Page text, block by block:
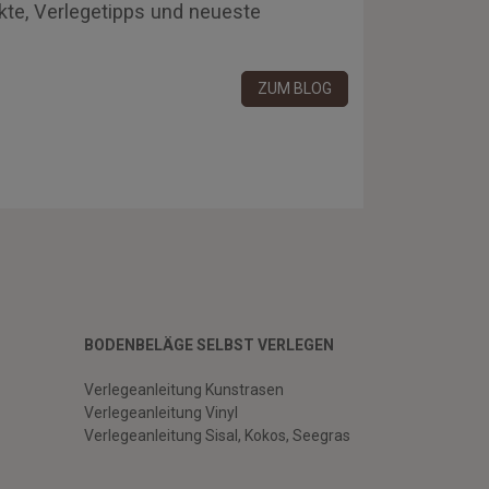
Verlegetipps und neueste
ZUM BLOG
BODENBELÄGE SELBST VERLEGEN
Verlegeanleitung Kunstrasen
Verlegeanleitung Vinyl
Verlegeanleitung Sisal, Kokos, Seegras